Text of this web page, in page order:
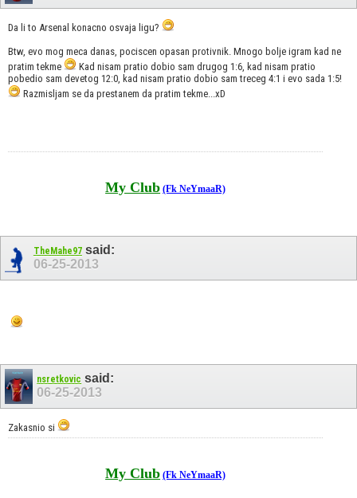
Da li to Arsenal konacno osvaja ligu?
Btw, evo mog meca danas, pociscen opasan protivnik. Mnogo bolje igram kad ne
pratim tekme
Kad nisam pratio dobio sam drugog 1:6, kad nisam pratio
pobedio sam devetog 12:0, kad nisam pratio dobio sam treceg 4:1 i evo sada 1:5!
Razmisljam se da prestanem da pratim tekme...xD
My Club (Fk NeYmaaR)
TheMahe97said:
06-25-2013
nsretkovic said:
06-25-2013
Zakasnio si
My Club (Fk NeYmaaR)